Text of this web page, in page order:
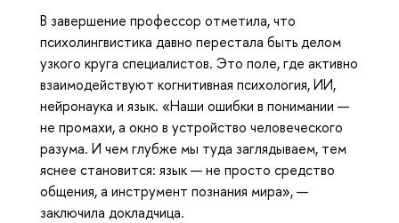
В завершение профессор отметила, что
психолингвистика давно перестала быть делом
узкого круга специалистов. Это поле, где активно
взаимодействуют когнитивная психология, ИИ,
нейронаука и язык. «Наши ошибки в понимании —
не промахи, а окно в устройство человеческого
разума. И чем глубже мы туда заглядываем, тем
яснее становится: язык — не просто средство
общения, а инструмент познания мира», —
заключила докладчица.